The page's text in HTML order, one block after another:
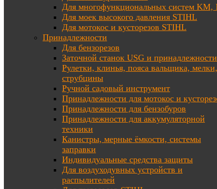
Для многофункциональных систем KM,
Для моек высокого давления STIHL
Для мотокос и кусторезов STIHL
Принадлежности
Для бензорезов
Заточной станок USG и принадлежности
Рулетки, клинья, пояса вальщика, мелки,
струбцины
Ручной садовый инструмент
Принадлежности для мотокос и
Принадлежности для бензобуров
Принадлежности для аккумуляторной
техники
Канистры, мерные ёмкости, системы
заправки
Индивидуальные средства защиты
Для воздуходувных устройств и
распылителей